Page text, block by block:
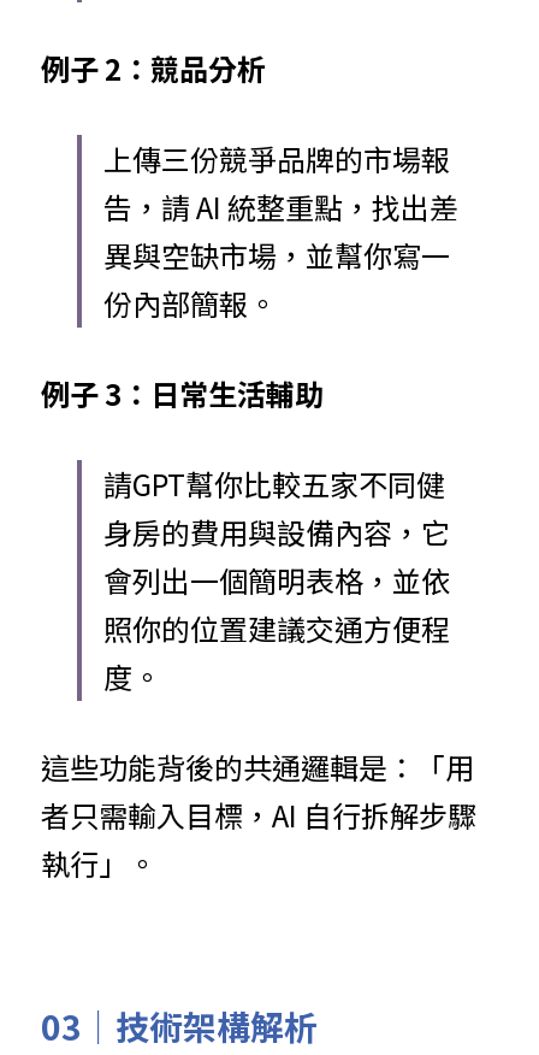
例子2：競品分析
上傳三份競爭品牌的市場報
告，請 AI 統整重點，找出差
異與空缺市場，並幫你寫一
份內部簡報。
例子 3：日常生活輔助
請GPT幫你比較五家不同健
身房的費用與設備內容，它
會列出一個簡明表格，並依
照你的位置建議交通方便程
度。
這些功能背後的共通邏輯是：「用
者只需輸入目標，AI 自行拆解步驟
執行」。
03｜ 技術架構解析